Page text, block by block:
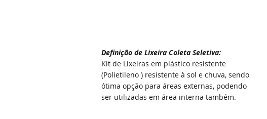
Definição de Lixeira Coleta Seletiva:
Kit de Lixeiras em plástico resistente
(Polietileno ) resistente à sol e chuva, sendo
ótima opção para áreas externas, podendo
ser utilizadas em área interna também.